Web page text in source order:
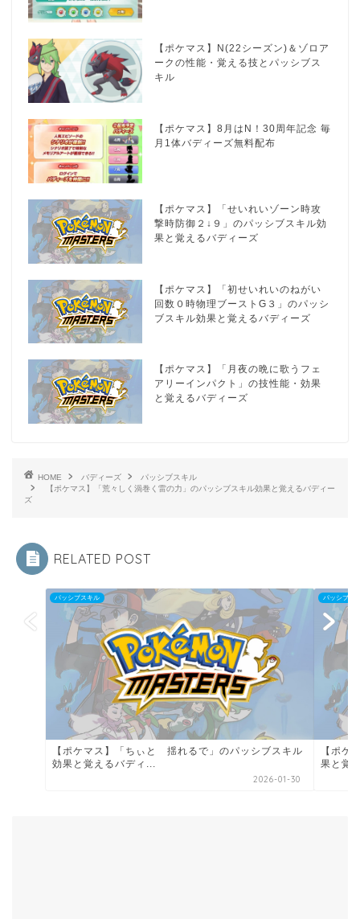
【ポケマス】N(22シーズン)＆ゾロア
ークの性能・覚える技とパッシブス
キル
【ポケマス】8月はN！30周年記念 毎
月1体バディーズ無料配布
【ポケマス】「せいれいゾーン時攻
撃時防御２↓９」のパッシブスキル効
果と覚えるバディーズ
【ポケマス】「初せいれいのねがい
回数０時物理ブーストG３」のパッシ
ブスキル効果と覚えるバディーズ
【ポケマス】「月夜の晩に歌うフェ
アリーインパクト」の技性能・効果
と覚えるバディーズ
HOME バディーズ
パッシブスキル
【ポケマス】「荒々しく渦巻く雷の力」のパッシブスキル効果と覚えるバディー
ズ
RELATED POST
パッシブスキル
【ポケマス】「ちぃと 揺れるで」のパッシブスキル
効果と覚えるバディ...
2026-01-30
パッシブス
【ポケ
果と覚